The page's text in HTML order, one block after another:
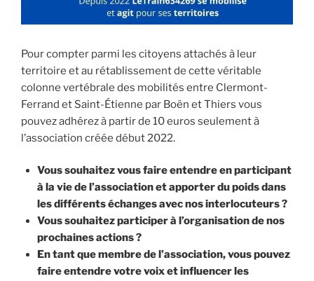
Pour compter parmi les citoyens attachés à leur
territoire et au rétablissement de cette véritable
colonne vertébrale des mobilités entre Clermont-
Ferrand et Saint-Étienne par Boën et Thiers vous
pouvez adhérez à partir de 10 euros seulement à
l’association créée début 2022.
Vous souhaitez vous faire entendre en participant
à la vie de l’association et apporter du poids dans
les différents échanges avec nos interlocuteurs ?
Vous souhaitez participer à l’organisation de nos
prochaines actions ?
En tant que membre de l’association, vous pouvez
faire entendre votre voix et influencer les